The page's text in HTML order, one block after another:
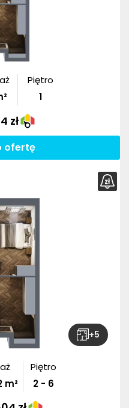
Piętro
1
zł
ofertę
+5
m²
Piętro
2 - 6